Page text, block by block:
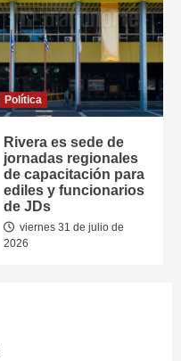
Política
Rivera es sede de
jornadas regionales
de capacitación para
ediles y funcionarios
de JDs
viernes 31 de julio de
2026